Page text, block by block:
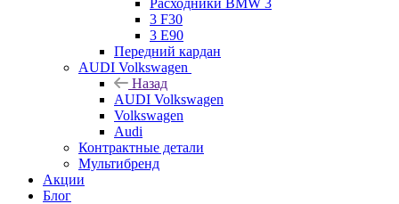
Расходники BMW 3
3 F30
3 E90
Передний кардан
AUDI Volkswagen
Назад
AUDI Volkswagen
Volkswagen
Audi
Контрактные детали
Мультибренд
Акции
Блог